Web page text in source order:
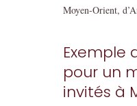
Moyen-Orient,
Exemple
pour un
invités à